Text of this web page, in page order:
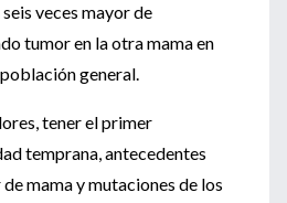
veces mayor de
tumor en la otra mama en
general.
tener el primer
temprana, antecedentes
mama y mutaciones de los